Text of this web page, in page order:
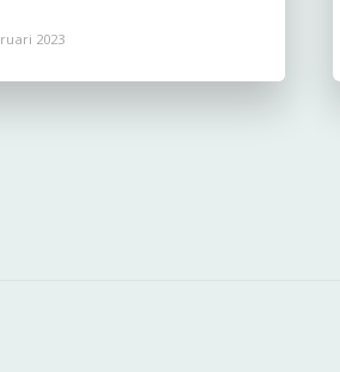
2023